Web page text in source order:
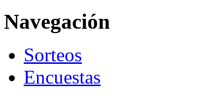
Navegación
Sorteos
Encuestas